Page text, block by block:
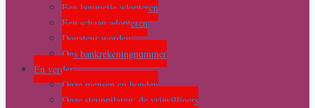
Een lammetje adopteren
Een schaap adopteren
Donateur worden
Ons bankrekeningnummer
En verder
Onze mensen en honden
Onze steunpilaren: de vrijwilligers